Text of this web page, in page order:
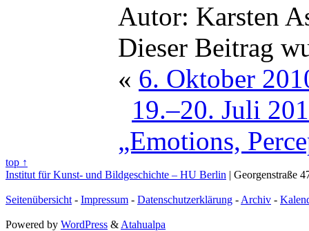
Autor: Karsten
Dieser Beitrag
« 6. Oktober
19.–20. Juli
„Emotions,
top ↑
Institut für Kunst- und Bildgeschichte – HU Berlin | Georgenstraße
Seitenübersicht - Impressum - Datenschutzerklärung - Archiv -
Powered by WordPress & Atahualpa